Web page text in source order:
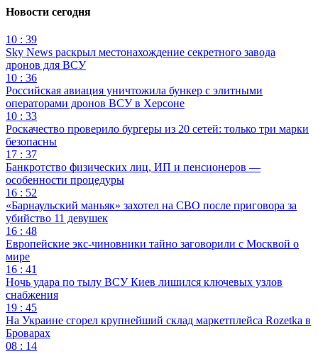
Новости сегодня
10 : 39
Sky News раскрыл местонахождение секретного завода
дронов для ВСУ
10 : 36
Российская авиация уничтожила бункер с элитными
операторами дронов ВСУ в Херсоне
10 : 33
Роскачество проверило бургеры из 20 сетей: только три марки
безопасны
17 : 37
Банкротство физических лиц, ИП и пенсионеров —
особенности процедуры
16 : 52
«Барнаульский маньяк» захотел на СВО после приговора за
убийство 11 девушек
16 : 48
Европейские экс-чиновники тайно заговорили с Москвой о
мире
16 : 41
Ночь удара по тылу ВСУ Киев лишился ключевых узлов
снабжения
19 : 45
На Украине сгорел крупнейший склад маркетплейса Rozetka в
Броварах
08 : 14